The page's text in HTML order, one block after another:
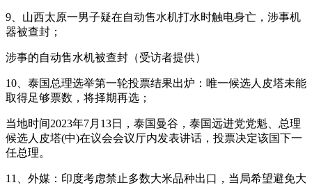
9、山西太原一男子疑在自动售水机打水时触电身亡，涉事机
器被查封；
涉事的自动售水机被查封（受访者提供）
10、泰国总理选举第一轮投票结果出炉：唯一候选人皮塔未能
取得足够票数，将择期再选；
当地时间2023年7月13日，泰国曼谷，泰国远进党党魁、总理
候选人皮塔(中)在议会会议厅内发表讲话，投票决定该国下一
任总理。
11、外媒：印度考虑禁止多数大米品种出口，当局希望避免大